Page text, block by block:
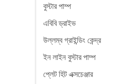
বুস্টার পাম্প
এবিবি ড্রাইভ
উল্লম্ব গ্রাইন্ডিং কেন্দ্র
ইন লাইন বুস্টার পাম্প
প্লেট হিট এক্সচেঞ্জার